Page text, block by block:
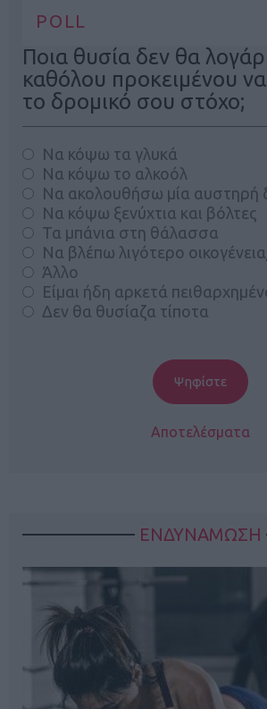
POLL
Ποια θυσία δεν θα
καθόλου προκειμένου να
το δρομικό σου στόχο;
Να κόψω τα γλυκά
Να κόψω το αλκοόλ
Να ακολουθήσω μία αυστηρή
Να κόψω ξενύχτια και βόλτες
Τα μπάνια στη θάλασσα
Να βλέπω λιγότερο
Άλλο
Είμαι ήδη αρκετά
Δεν θα θυσίαζα τίποτα
Αποτελέσματα
ΕΝΔΥΝΑΜΩΣΗ